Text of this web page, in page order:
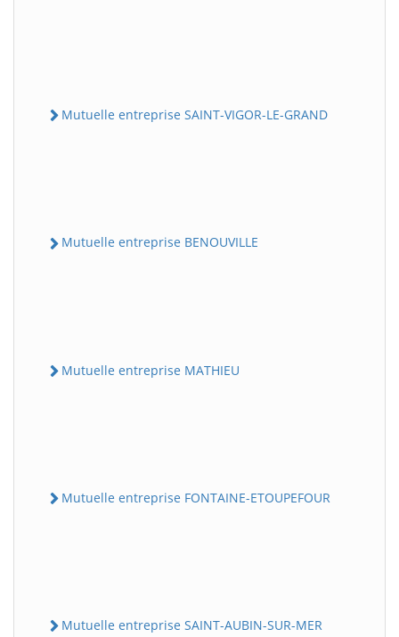
Mutuelle entreprise SAINT-VIGOR-LE-GRAND
Mutuelle entreprise BENOUVILLE
Mutuelle entreprise MATHIEU
Mutuelle entreprise FONTAINE-ETOUPEFOUR
Mutuelle entreprise SAINT-AUBIN-SUR-MER